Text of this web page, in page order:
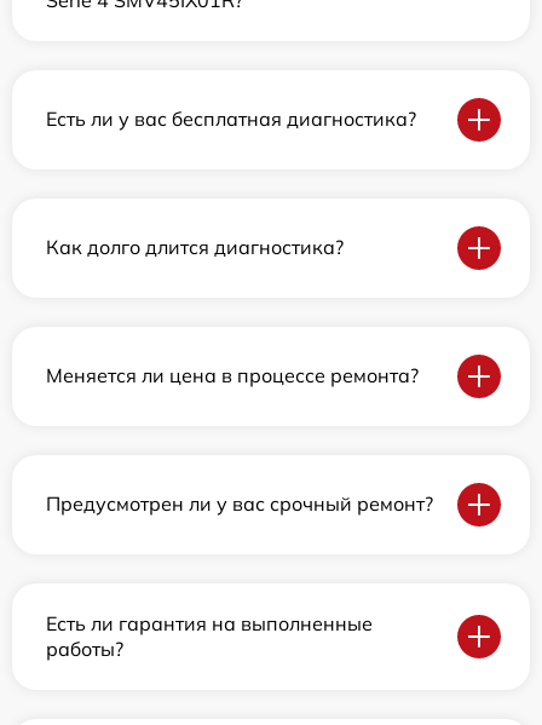
Есть ли у вас бесплатная диагностика?
Как долго длится диагностика?
Меняется ли цена в процессе ремонта?
Предусмотрен ли у вас срочный ремонт?
Есть ли гарантия на выполненные
работы?